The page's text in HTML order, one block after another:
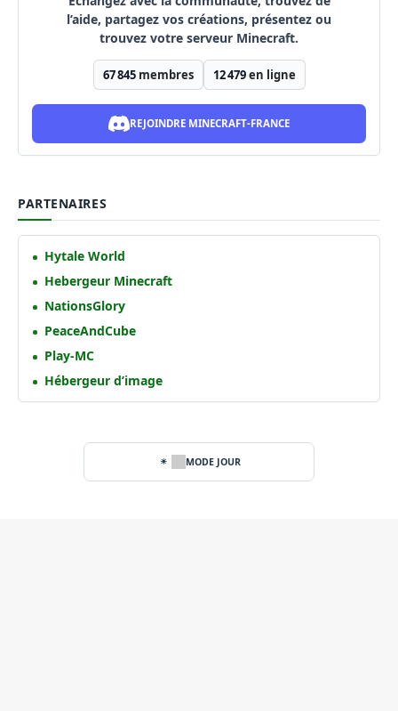
l’aide, partagez vos créations, présentez ou
trouvez votre serveur Minecraft.
67 845membres 12 479en ligne
REJOINDRE MINECRAFT-FRANCE
PARTENAIRES
Hytale World
Hebergeur Minecraft
NationsGlory
PeaceAndCube
Play-MC
Hébergeur d’image
MODE JOUR